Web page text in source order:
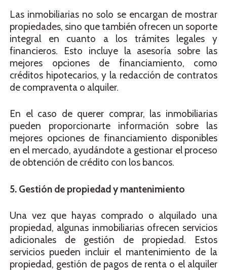
Las inmobiliarias no solo se encargan de mostrar
propiedades, sino que también ofrecen un soporte
integral en cuanto a los trámites legales y
financieros. Esto incluye la asesoría sobre las
mejores opciones de financiamiento, como
créditos hipotecarios, y la redacción de contratos
de compraventa o alquiler.
En el caso de querer comprar, las inmobiliarias
pueden proporcionarte información sobre las
mejores opciones de financiamiento disponibles
en el mercado, ayudándote a gestionar el proceso
de obtención de crédito con los bancos.
5. Gestión de propiedad y mantenimiento
Una vez que hayas comprado o alquilado una
propiedad, algunas inmobiliarias ofrecen servicios
adicionales de gestión de propiedad. Estos
servicios pueden incluir el mantenimiento de la
propiedad, gestión de pagos de renta o el alquiler